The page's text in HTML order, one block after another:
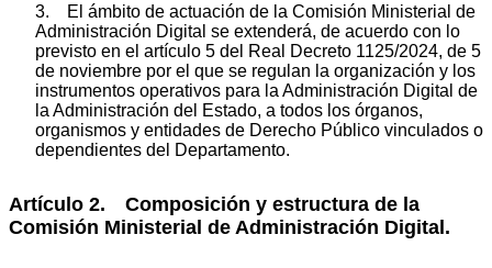
3. El ámbito de actuación de la Comisión Ministerial de
Administración Digital se extenderá, de acuerdo con lo
previsto en el artículo 5 del Real Decreto 1125/2024, de 5
de noviembre por el que se regulan la organización y los
instrumentos operativos para la Administración Digital de
la Administración del Estado, a todos los órganos,
organismos y entidades de Derecho Público vinculados o
dependientes del Departamento.
Artículo 2. Composición y estructura de la
Comisión Ministerial de Administración Digital.